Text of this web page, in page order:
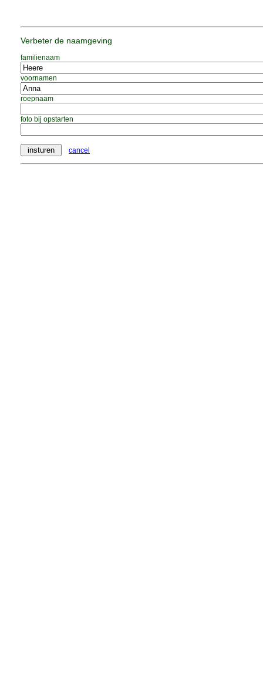
Verbeter de naamgeving
familienaam
voornamen
roepnaam
foto bij opstarten
cancel